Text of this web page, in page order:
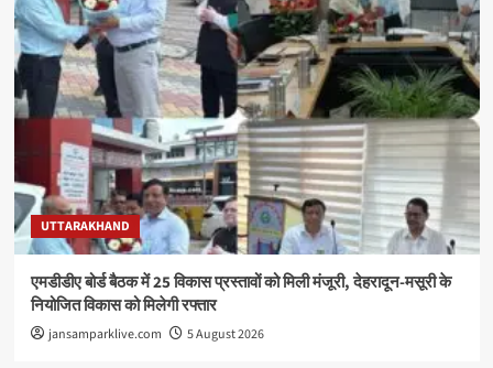
UTTARAKHAND
एमडीडीए बोर्ड बैठक में 25 विकास प्रस्तावों को मिली मंजूरी, देहरादून-मसूरी के
नियोजित विकास को मिलेगी रफ्तार
jansamparklive.com 5 August 2026